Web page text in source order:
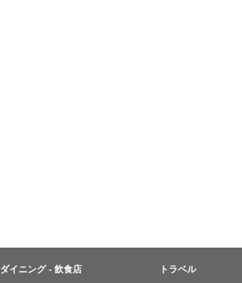
ダイニング - 飲食店 トラベル